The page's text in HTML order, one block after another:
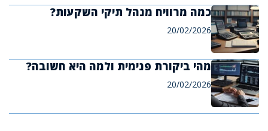
כמה מרוויח מנהל תיקי השקעות?
20/02/2026
מהי ביקורת פנימית ולמה היא חשובה?
20/02/2026